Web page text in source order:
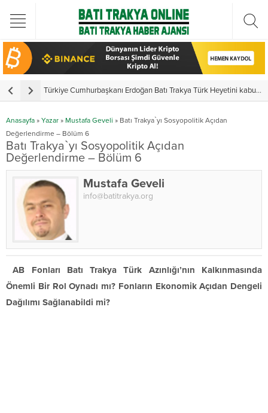
Türkiye Cumhurbaşkanı Erdoğan Batı Trakya Türk Heyetini kabul etti
Anasayfa » Yazar » Mustafa Geveli » Batı Trakya`yı Sosyopolitik Açıdan
Değerlendirme – Bölüm 6
Batı Trakya`yı Sosyopolitik Açıdan
Değerlendirme – Bölüm 6
Mustafa Geveli
info@batitrakya.org
AB Fonları Batı Trakya Türk Azınlığı’nın Kalkınmasında
Önemli Bir Rol Oynadı mı? Fonların Ekonomik Açıdan Dengeli
Dağılımı Sağlanabildi mi?